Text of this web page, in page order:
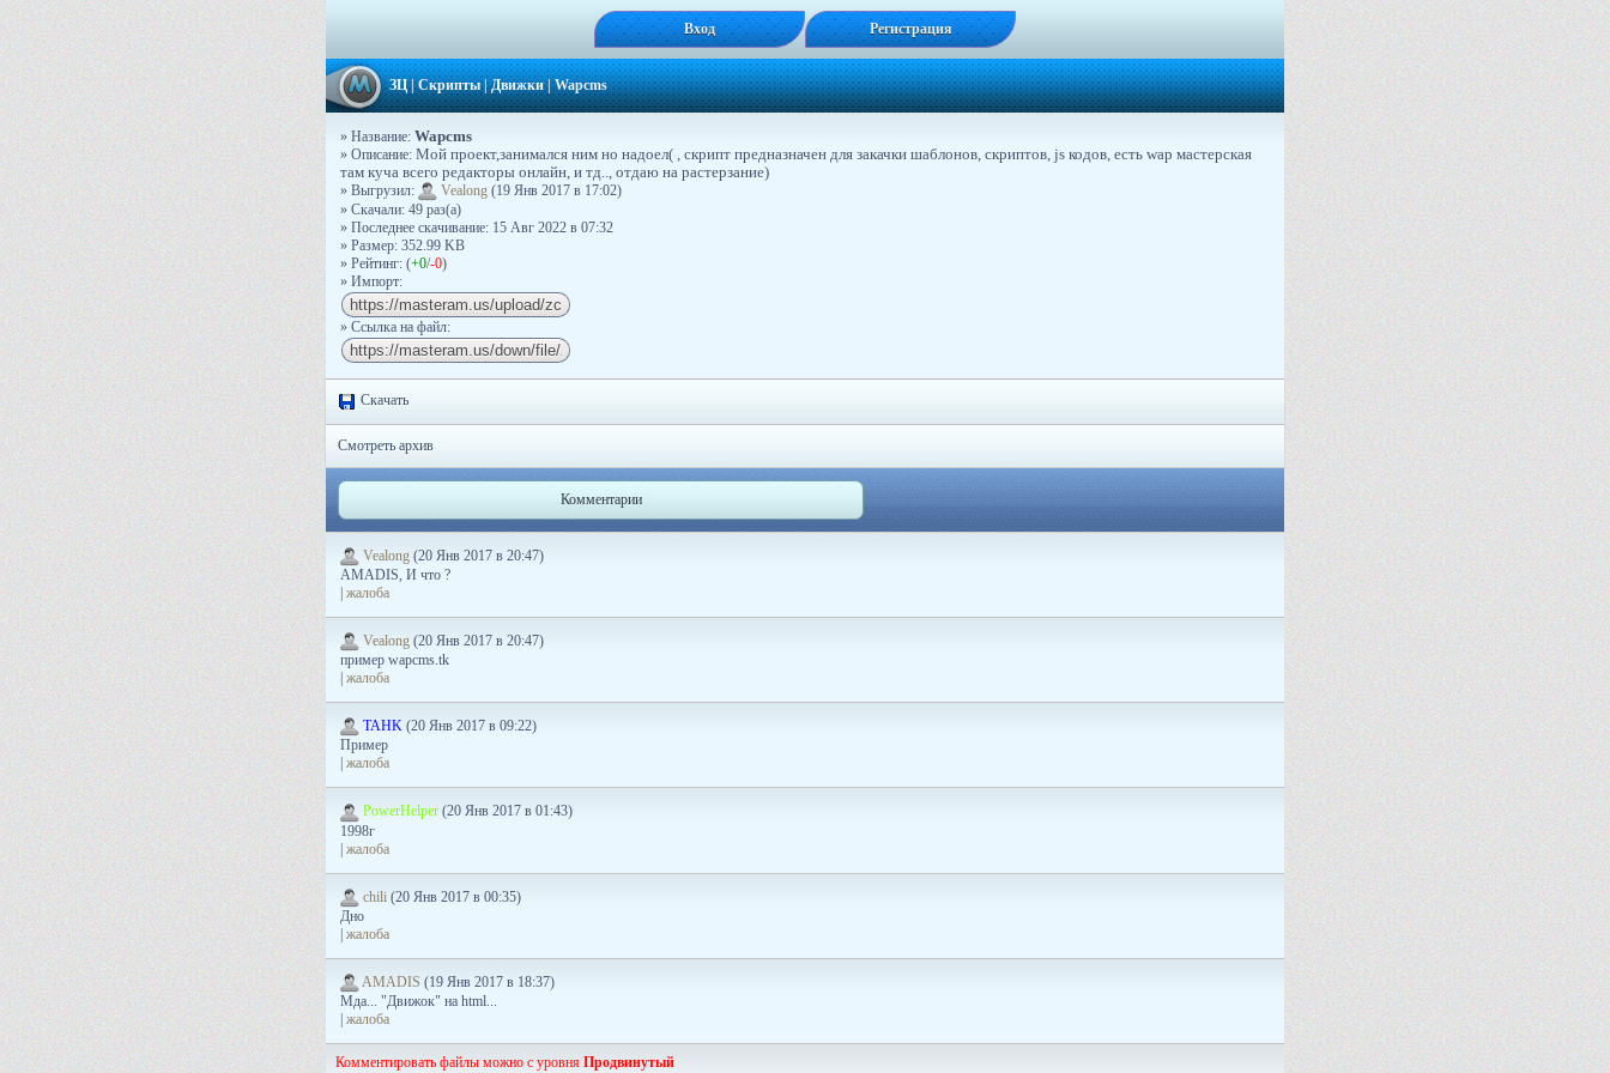
Вход Регистрация
ЗЦ|Скрипты|Движки|Wapcms
» Название: Wapcms
» Описание: Мой проект,занимался ним но надоел( , скрипт предназначен для закачки шаблонов, скриптов, js кодов, есть wap мастерская
там куча всего редакторы онлайн, и тд.., отдаю на растерзание)
» Выгрузил:
Vealong (19 Янв 2017 в 17:02)
» Скачали: 49 раз(a)
» Последнее скачивание: 15 Авг 2022 в 07:32
» Размер: 352.99 KB
» Рейтинг: (+0/-0)
» Импорт:
» Ссылка на файл:
Скачать
Смотреть архив
Комментарии
Vealong (20 Янв 2017 в 20:47)
AMADIS, И что ?
| жалоба
Vealong (20 Янв 2017 в 20:47)
пример wapcms.tk
жалоба
TAHK (20 Янв 2017 в 09:22)
Пример
жалоба
PowerHelper (20 Янв 2017 в 01:43)
1998г
| жалоба
chili (20 Янв 2017 в 00:35)
Дно
| жалоба
AMADIS (19 Янв 2017 в 18:37)
Мда... "Движок" на html...
жалоба
Комментировать файлы можно с уровня Продвинутый